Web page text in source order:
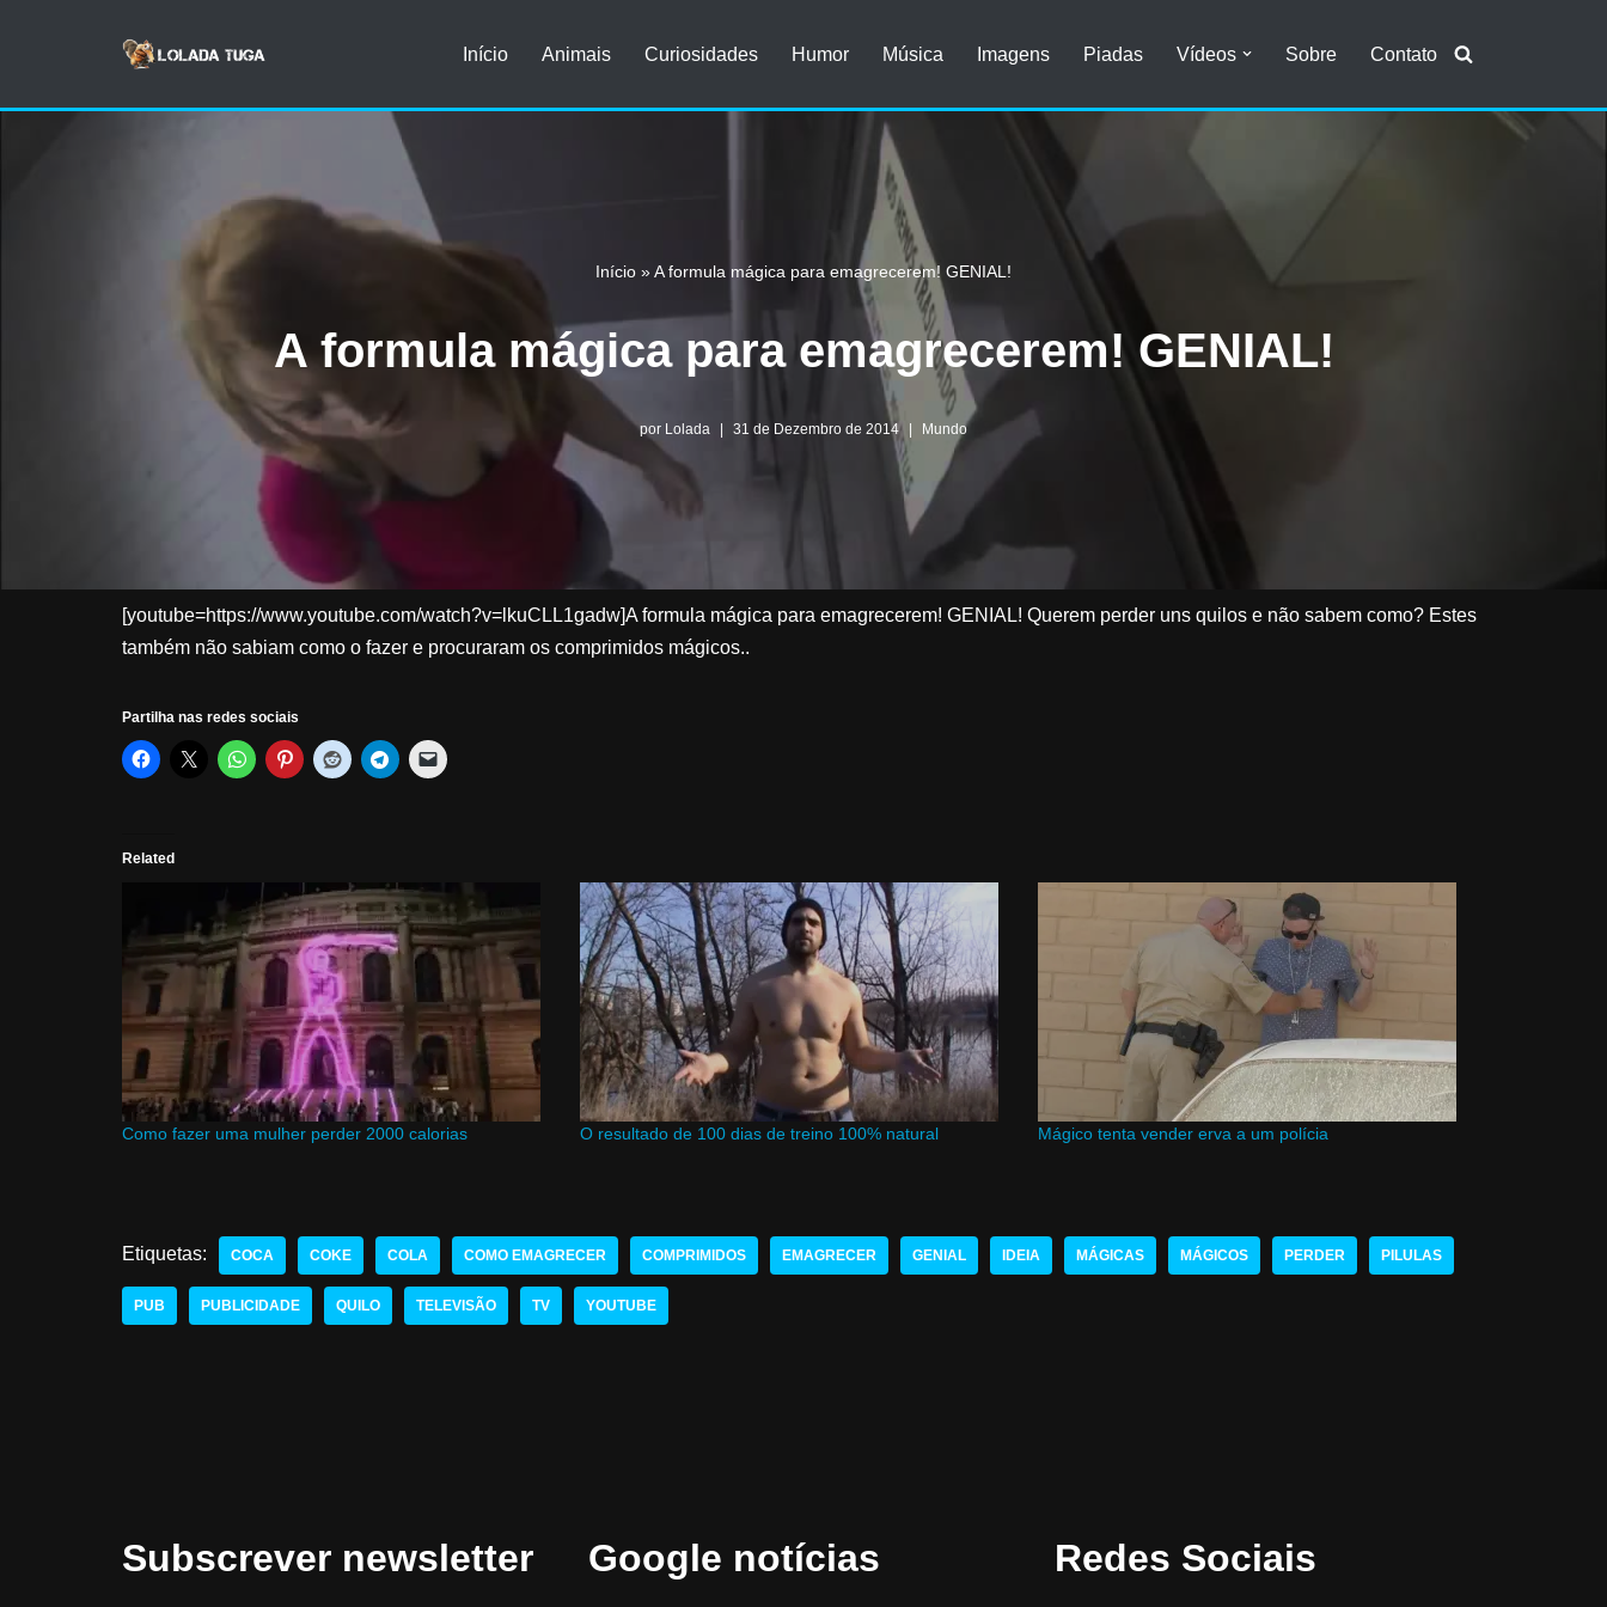
Início Animais Curiosidades Humor Música Imagens Piadas Vídeos Sobre Contato
Início »A formula mágica para emagrecerem! GENIAL!
A formula mágica para emagrecerem! GENIAL!
por Lolada 31 de Dezembro de 2014 Mundo
[youtube=https://www.youtube.com/watch?v=lkuCLL1gadw]A formula mágica para emagrecerem! GENIAL! Querem perder uns quilos e não sabem como? Estes
também não sabiam como o fazer e procuraram os comprimidos mágicos..
Partilha nas redes sociais
Related
Como fazer uma mulher perder 2000 calorias O resultado de 100 dias de treino 100% natural Mágico tenta vender erva a um polícia
Etiquetas: COCA COKE COLA COMO EMAGRECER COMPRIMIDOS EMAGRECER GENIAL IDEIA MÁGICAS MÁGICOS PERDER PILULAS
PUB PUBLICIDADE QUILO TELEVISÃO TV YOUTUBE
Subscrever newsletter Google notícias Redes Sociais